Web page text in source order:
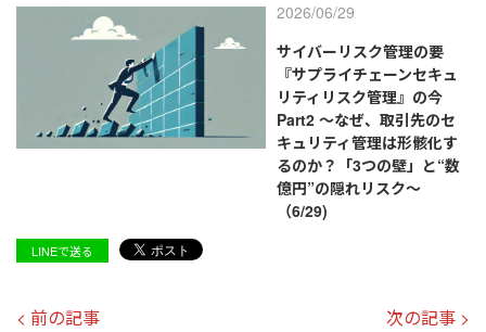
2026/06/29
サイバーリスク管理の要
『サプライチェーンセキュ
リティリスク管理』の今
Part2 ～なぜ、取引先のセ
キュリティ管理は形骸化す
るのか？「3つの壁」と“数
億円”の隠れリスク～
（6/29)
LINEで送る
< 前の記事 次の記事 >